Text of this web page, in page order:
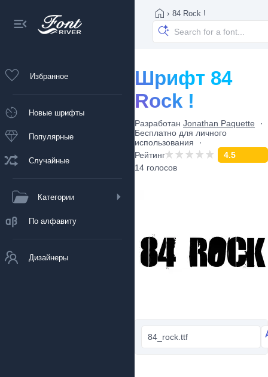
Избранное
Новые шрифты
Популярные
Случайные
Категории
По алфавиту
Дизайнеры
› 84 Rock !
Шрифт 84
Rock !
Разработан Jonathan Paquette
Бесплатно для личного
использования
Рейтинг
4.5
14 голосов
84_rock.ttf